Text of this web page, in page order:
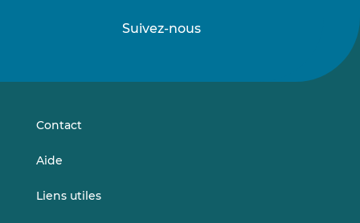
Suivez-nous
sursur
Contact
Aide
Liens utiles